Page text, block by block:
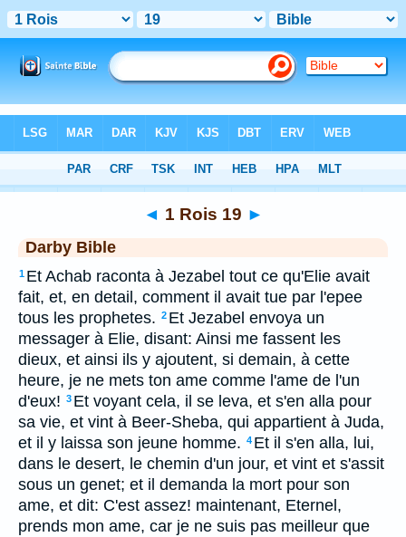
> 1 Rois 19
◄ 1 Rois 19 ►
Darby Bible
1 Et Achab raconta à Jezabel tout ce qu'Elie avait
fait, et, en detail, comment il avait tue par l'epee
tous les prophetes. 2 Et Jezabel envoya un
messager à Elie, disant: Ainsi me fassent les
dieux, et ainsi ils y ajoutent, si demain, à cette
heure, je ne mets ton ame comme l'ame de l'un
d'eux! 3 Et voyant cela, il se leva, et s'en alla pour
sa vie, et vint à Beer-Sheba, qui appartient à Juda,
et il y laissa son jeune homme. 4 Et il s'en alla, lui,
dans le desert, le chemin d'un jour, et vint et s'assit
sous un genet; et il demanda la mort pour son
ame, et dit: C'est assez! maintenant, Eternel,
prends mon ame, car je ne suis pas meilleur que